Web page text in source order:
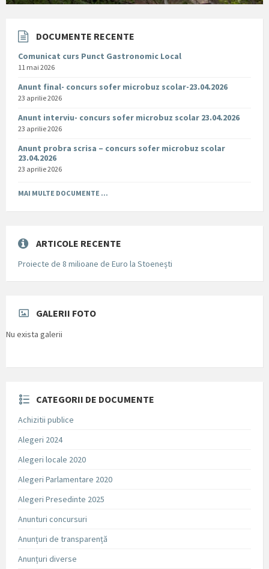
DOCUMENTE RECENTE
Comunicat curs Punct Gastronomic Local
11 mai 2026
Anunt final- concurs sofer microbuz scolar-23.04.2026
23 aprilie 2026
Anunt interviu- concurs sofer microbuz scolar 23.04.2026
23 aprilie 2026
Anunt probra scrisa – concurs sofer microbuz scolar
23.04.2026
23 aprilie 2026
MAI MULTE DOCUMENTE ...
ARTICOLE RECENTE
Proiecte de 8 milioane de Euro la Stoenești
GALERII FOTO
Nu exista galerii
CATEGORII DE DOCUMENTE
Achizitii publice
Alegeri 2024
Alegeri locale 2020
Alegeri Parlamentare 2020
Alegeri Presedinte 2025
Anunturi concursuri
Anunțuri de transparență
Anunțuri diverse